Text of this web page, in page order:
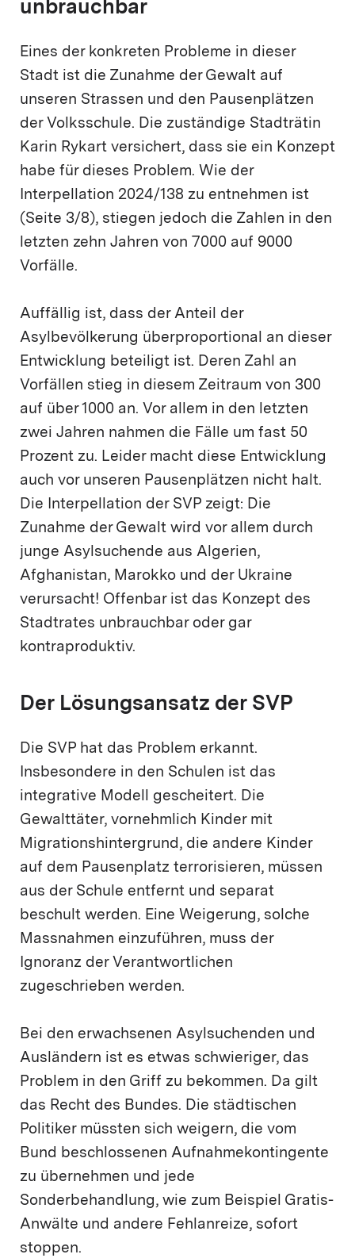
unbrauchbar
Eines der konkreten Probleme in dieser
Stadt ist die Zunahme der Gewalt auf
unseren Strassen und den Pausenplätzen
der Volksschule. Die zuständige Stadträtin
Karin Rykart versichert, dass sie ein Konzept
habe für dieses Problem. Wie der
Interpellation 2024/138 zu entnehmen ist
(Seite 3/8), stiegen jedoch die Zahlen in den
letzten zehn Jahren von 7000 auf 9000
Vorfälle.
Auffällig ist, dass der Anteil der
Asylbevölkerung überproportional an dieser
Entwicklung beteiligt ist. Deren Zahl an
Vorfällen stieg in diesem Zeitraum von 300
auf über 1000 an. Vor allem in den letzten
zwei Jahren nahmen die Fälle um fast 50
Prozent zu. Leider macht diese Entwicklung
auch vor unseren Pausenplätzen nicht halt.
Die Interpellation der SVP zeigt: Die
Zunahme der Gewalt wird vor allem durch
junge Asylsuchende aus Algerien,
Afghanistan, Marokko und der Ukraine
verursacht! Offenbar ist das Konzept des
Stadtrates unbrauchbar oder gar
kontraproduktiv.
Der Lösungsansatz der SVP
Die SVP hat das Problem erkannt.
Insbesondere in den Schulen ist das
integrative Modell gescheitert. Die
Gewalttäter, vornehmlich Kinder mit
Migrationshintergrund, die andere Kinder
auf dem Pausenplatz terrorisieren, müssen
aus der Schule entfernt und separat
beschult werden. Eine Weigerung, solche
Massnahmen einzuführen, muss der
Ignoranz der Verantwortlichen
zugeschrieben werden.
Bei den erwachsenen Asylsuchenden und
Ausländern ist es etwas schwieriger, das
Problem in den Griff zu bekommen. Da gilt
das Recht des Bundes. Die städtischen
Politiker müssten sich weigern, die vom
Bund beschlossenen Aufnahmekontingente
zu übernehmen und jede
Sonderbehandlung, wie zum Beispiel Gratis-
Anwälte und andere Fehlanreize, sofort
stoppen.